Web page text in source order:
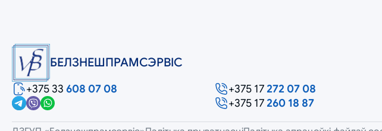
БЕЛЗНЕШПРАМСЭРВIС
+375 33 608 07 08 +375 17 272 07 08
+375 17 260 18 87